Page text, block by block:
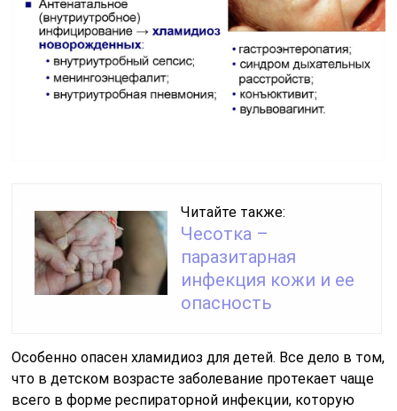
Читайте также:
Чесотка –
паразитарная
инфекция кожи и ее
опасность
Особенно опасен хламидиоз для детей. Все дело в том,
что в детском возрасте заболевание протекает чаще
всего в форме респираторной инфекции, которую